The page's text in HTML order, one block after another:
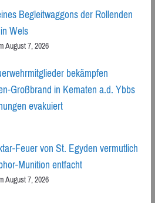
Begleitwaggons der Rollenden
Wels
August 7, 2026
bekämpfen
Großbrand in Kematen a.d. Ybbs
evakuiert
Feuer von St. Egyden vermutlich
Munition entfacht
August 7, 2026